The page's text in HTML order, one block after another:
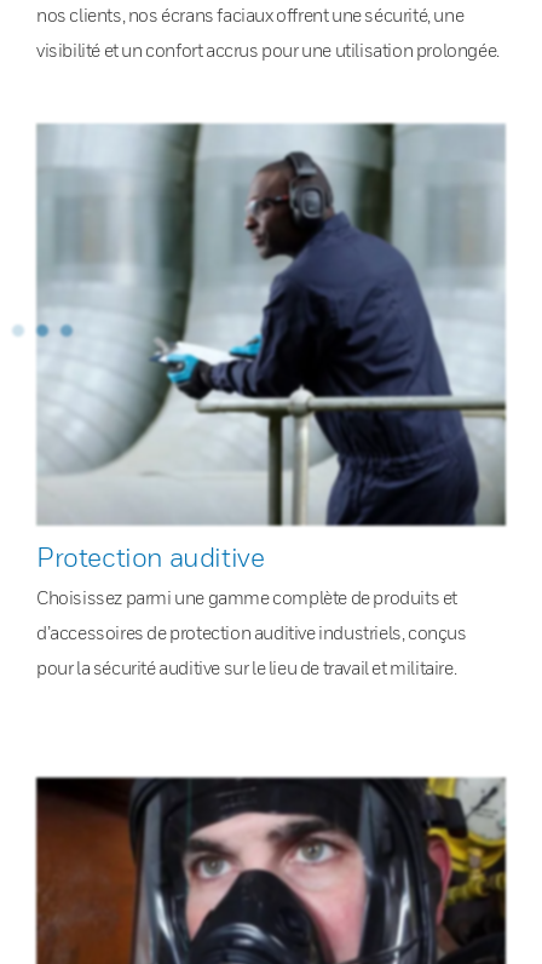
nos clients, nos écrans faciaux offrent une sécurité, une
visibilité et un confort accrus pour une utilisation prolongée.
Protection auditive
Choisissez parmi une gamme complète de produits et
d’accessoires de protection auditive industriels, conçus
pour la sécurité auditive sur le lieu de travail et militaire.